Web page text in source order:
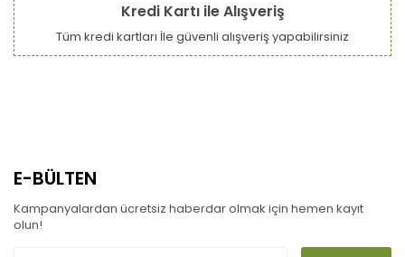
Kredi Kartı ile Alışveriş
Tüm kredi kartları İle güvenli alışveriş yapabilirsiniz
E-BÜLTEN
Kampanyalardan ücretsiz haberdar olmak için hemen kayıt
olun!